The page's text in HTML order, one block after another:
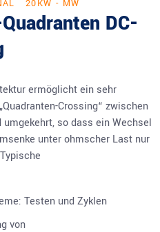
20KW - MW
DC-
ermöglicht ein sehr
Crossing“ zwischen
so dass ein Wechsel
unter ohmscher Last nur
Testen und Zyklen
von